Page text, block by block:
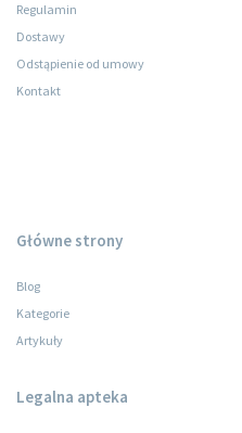
Regulamin
Dostawy
Odstąpienie od umowy
Kontakt
Główne strony
Blog
Kategorie
Artykuły
Legalna apteka